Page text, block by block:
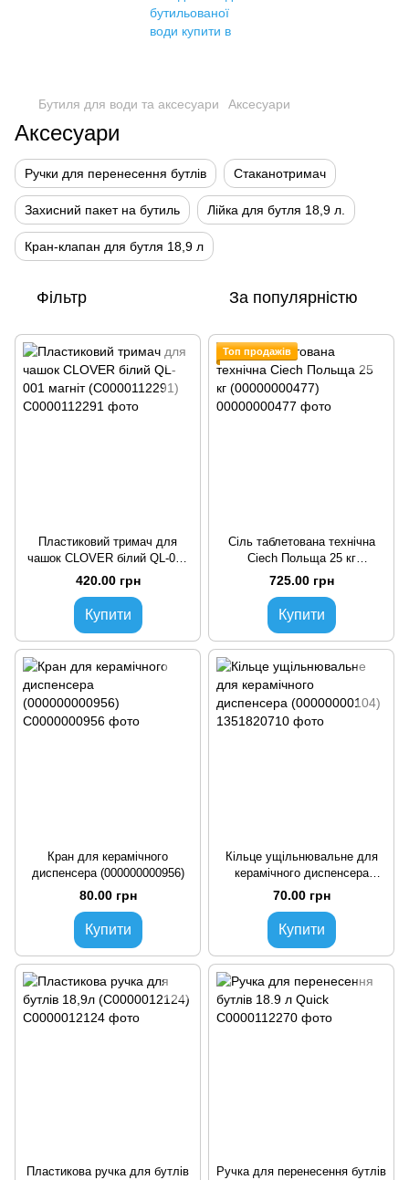
Бутиля для води та аксесуари Аксесуари
Аксесуари
Ручки для перенесення бутлів Стаканотримач
Захисний пакет на бутиль Лійка для бутля 18,9 л.
Кран-клапан для бутля 18,9 л
Фільтр За популярністю
Пластиковий тримач для
чашок CLOVER білий QL-001
магніт (C0000112291)
420.00 грн
Купити
Топ продажів
Сіль таблетована технічна
Ciech Польща 25 кг
(00000000477)
725.00 грн
Купити
Кран для керамічного
диспенсера (000000000956)
80.00 грн
Купити
Кільце ущільнювальне для
керамічного диспенсера
(00000000104)
70.00 грн
Купити
Пластикова ручка для бутлів
Ручка для перенесення бутлів